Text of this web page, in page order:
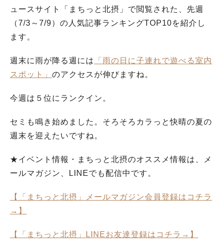
ュースサイト「まちっと北摂」で閲覧された、先週
（7/3～7/9）の人気記事ランキングTOP10を紹介し
ます。
週末に雨が降る週には
「雨の日に子連れで遊べる室内
スポット」 のアクセスが伸びますね。
今週は５位にランクイン。
セミも鳴き始めました。そろそろカラっと快晴の夏の
週末を迎えたいですね。
★イベント情報・まちっと北摂のオススメ情報は、メ
ールマガジン、LINEでも配信中です。
【「まちっと北摂」メールマガジン会員登録はコチラ
→】
【「まちっと北摂」LINEお友達登録はコチラ→】